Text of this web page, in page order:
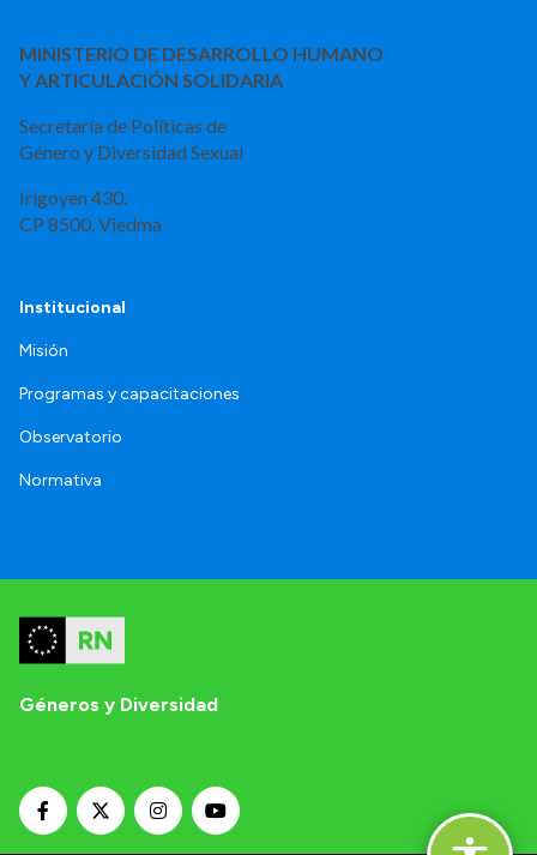
MINISTERIO DE DESARROLLO HUMANO
Y ARTICULACIÓN SOLIDARIA
Secretaría de Políticas de
Género y Diversidad Sexual
Irigoyen 430.
CP 8500. Viedma
Institucional
Misión
Programas y capacitaciones
Observatorio
Normativa
Géneros y Diversidad